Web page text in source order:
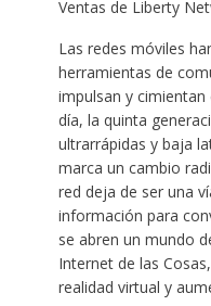
Ventas de Liberty
Las redes móviles
herramientas de
impulsan y
día, la quinta
ultrarrápidas y baja
marca un cambio
red deja de ser una
información para
se abren un mundo
Internet de las
realidad virtual y